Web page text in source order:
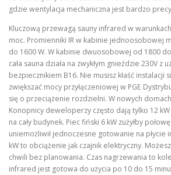
gdzie wentylacja mechaniczna jest bardzo
Kluczową przewagą sauny infrared w
moc. Promienniki IR w kabinie jednoosobowej
do 1600 W. W kabinie dwuosobowej od 1800
cała sauna działa na zwykłym gnieździe 230V z
bezpiecznikiem B16. Nie musisz kłaść instalacji
zwiększać mocy przyłączeniowej w PGE
się o przeciążenie rozdzielni. W nowych
Konopnicy deweloperzy często dają tylko 12
na cały budynek. Piec fiński 6 kW zużyłby
uniemożliwił jednoczesne gotowanie na płycie
kW to obciążenie jak czajnik elektryczny.
chwili bez planowania. Czas nagrzewania to
infrared jest gotowa do użycia po 10 do 15